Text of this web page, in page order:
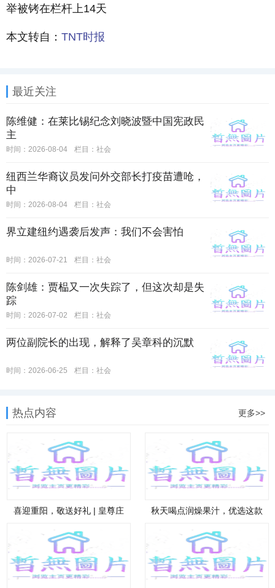
举被铐在栏杆上14天
本文转自： TNT时报
最近关注
陈维健：在莱比锡纪念刘晓波暨中国宪政民
主
时间：2026-08-04 栏目： 社会
纽西兰华裔议员发问外交部长打疫苗遭呛，
中
时间：2026-08-04 栏目： 社会
界立建纽约遇袭后发声：我们不会害怕
时间：2026-07-21 栏目： 社会
陈剑雄：贾榀又一次失踪了，但这次却是失
踪
时间：2026-07-02 栏目： 社会
两位副院长的出现，解释了吴章科的沉默
时间：2026-06-25 栏目： 社会
热点内容 更多>>
喜迎重阳，敬送好礼 | 皇尊庄
秋天喝点润燥果汁，优选这款